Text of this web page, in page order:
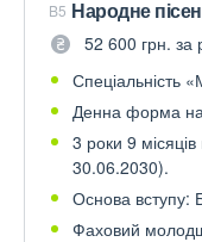
B5 Народне
52 600 грн. за
Спеціальність
Денна форма
3 роки 9
30.06.2030).
Основа вступу:
Фаховий